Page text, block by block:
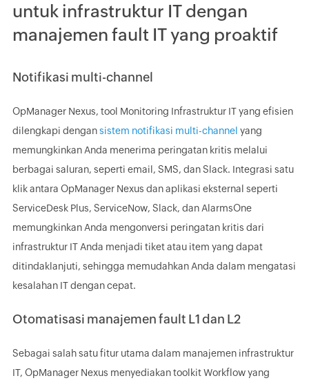
untuk infrastruktur IT dengan
manajemen fault IT yang proaktif
Notifikasi multi-channel
OpManager Nexus, tool Monitoring Infrastruktur IT yang efisien
dilengkapi dengansistem notifikasi multi-channel yang
memungkinkan Anda menerima peringatan kritis melalui
berbagai saluran, seperti email, SMS, dan Slack. Integrasi satu
klik antara OpManager Nexus dan aplikasi eksternal seperti
ServiceDesk Plus, ServiceNow, Slack, dan AlarmsOne
memungkinkan Anda mengonversi peringatan kritis dari
infrastruktur IT Anda menjadi tiket atau item yang dapat
ditindaklanjuti, sehingga memudahkan Anda dalam mengatasi
kesalahan IT dengan cepat.
Otomatisasi manajemen fault L1 dan L2
Sebagai salah satu fitur utama dalam manajemen infrastruktur
IT, OpManager Nexus menyediakan toolkit Workflow yang